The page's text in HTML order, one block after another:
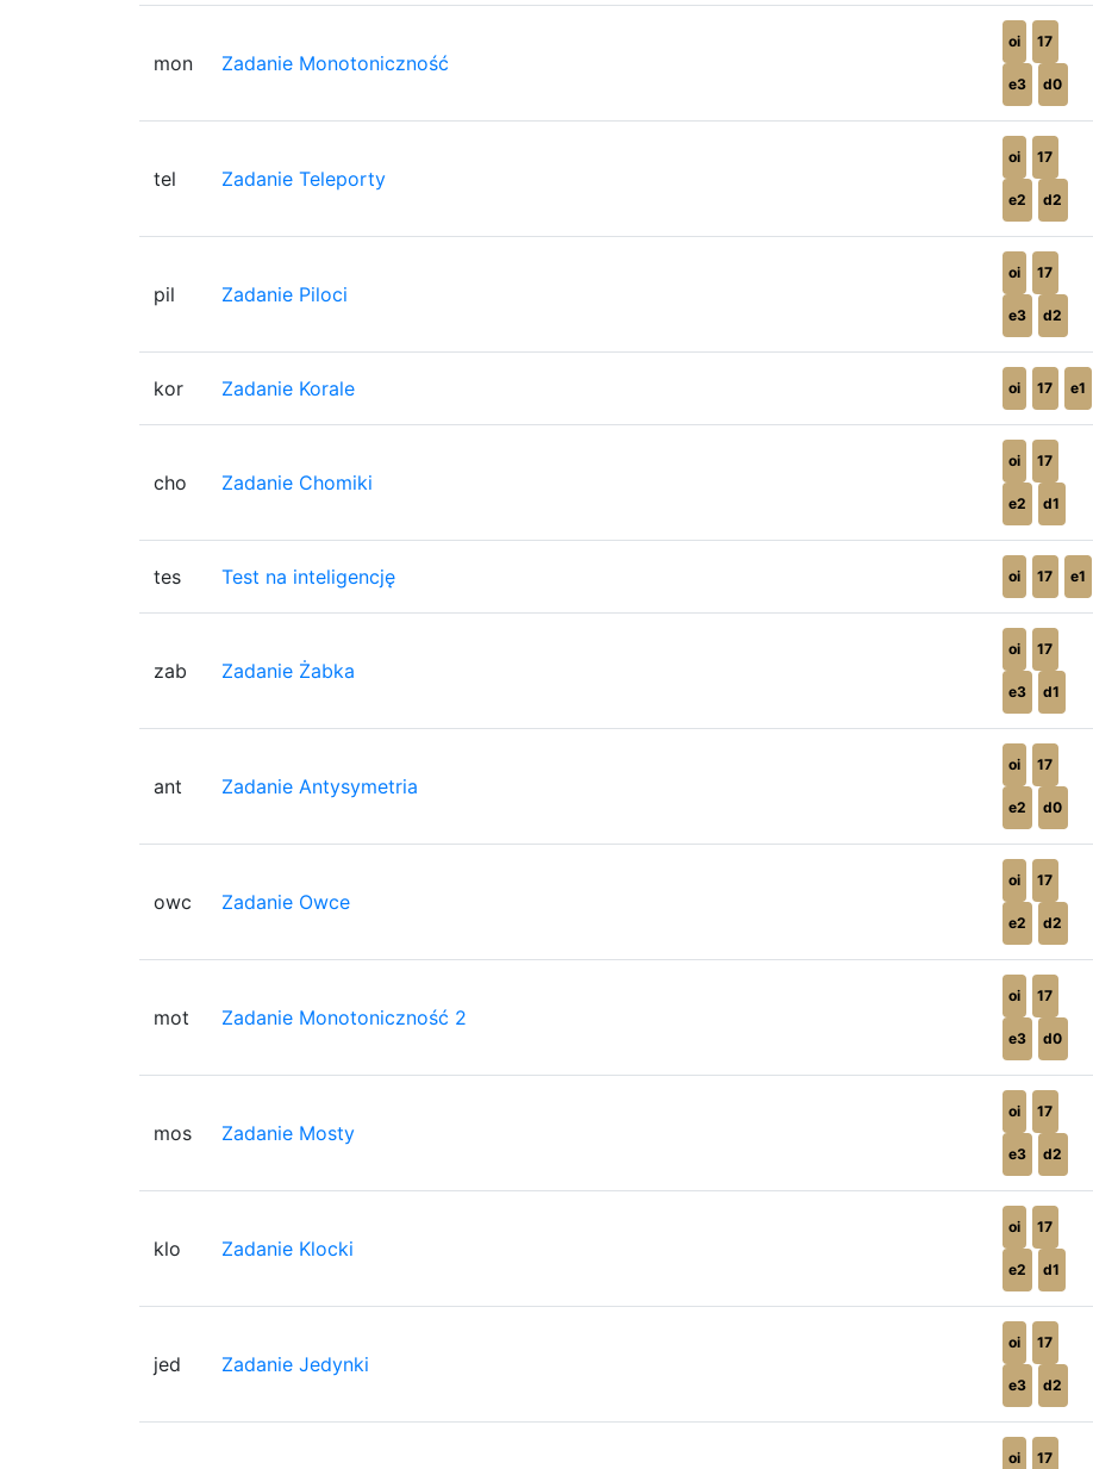
mon Zadanie Monotoniczność
oi 17
e3 d0
tel Zadanie Teleporty
oi 17
e2 d2
pil Zadanie Piloci
oi 17
e3 d2
kor Zadanie Korale oi 17 e1
cho Zadanie Chomiki
oi 17
e2 d1
tes Test na inteligencję oi 17 e1
zab Zadanie Żabka
oi 17
e3 d1
ant Zadanie Antysymetria
oi 17
e2 d0
owc Zadanie Owce
oi 17
e2 d2
mot Zadanie Monotoniczność 2
oi 17
e3 d0
mos Zadanie Mosty
oi 17
e3 d2
klo Zadanie Klocki
oi 17
e2 d1
jed Zadanie Jedynki
oi 17
e3 d2
oi 17